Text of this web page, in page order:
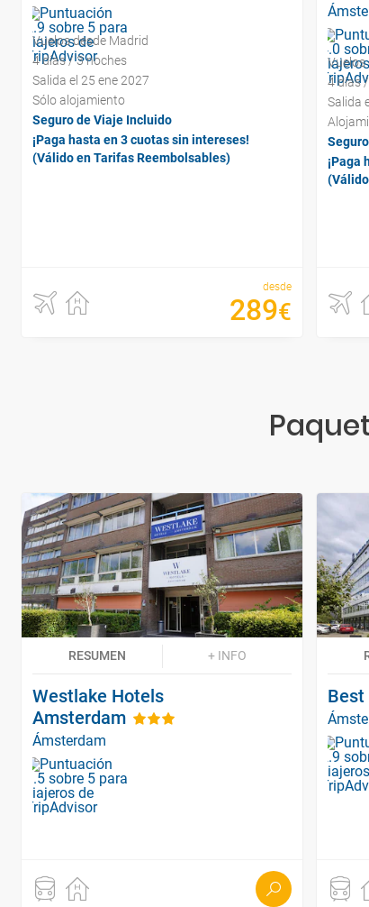
Vuelos desde Madrid
4 días / 3 noches
Salida el 25 ene 2027
Sólo alojamiento
Seguro de Viaje Incluido
¡Paga hasta en 3 cuotas sin intereses!
(Válido en Tarifas Reembolsables)
desde
289€
Vuelos
4 días
Salida
¡Paga
RESUMEN + INFO
Westlake Hotels
Amsterdam
Ámsterdam